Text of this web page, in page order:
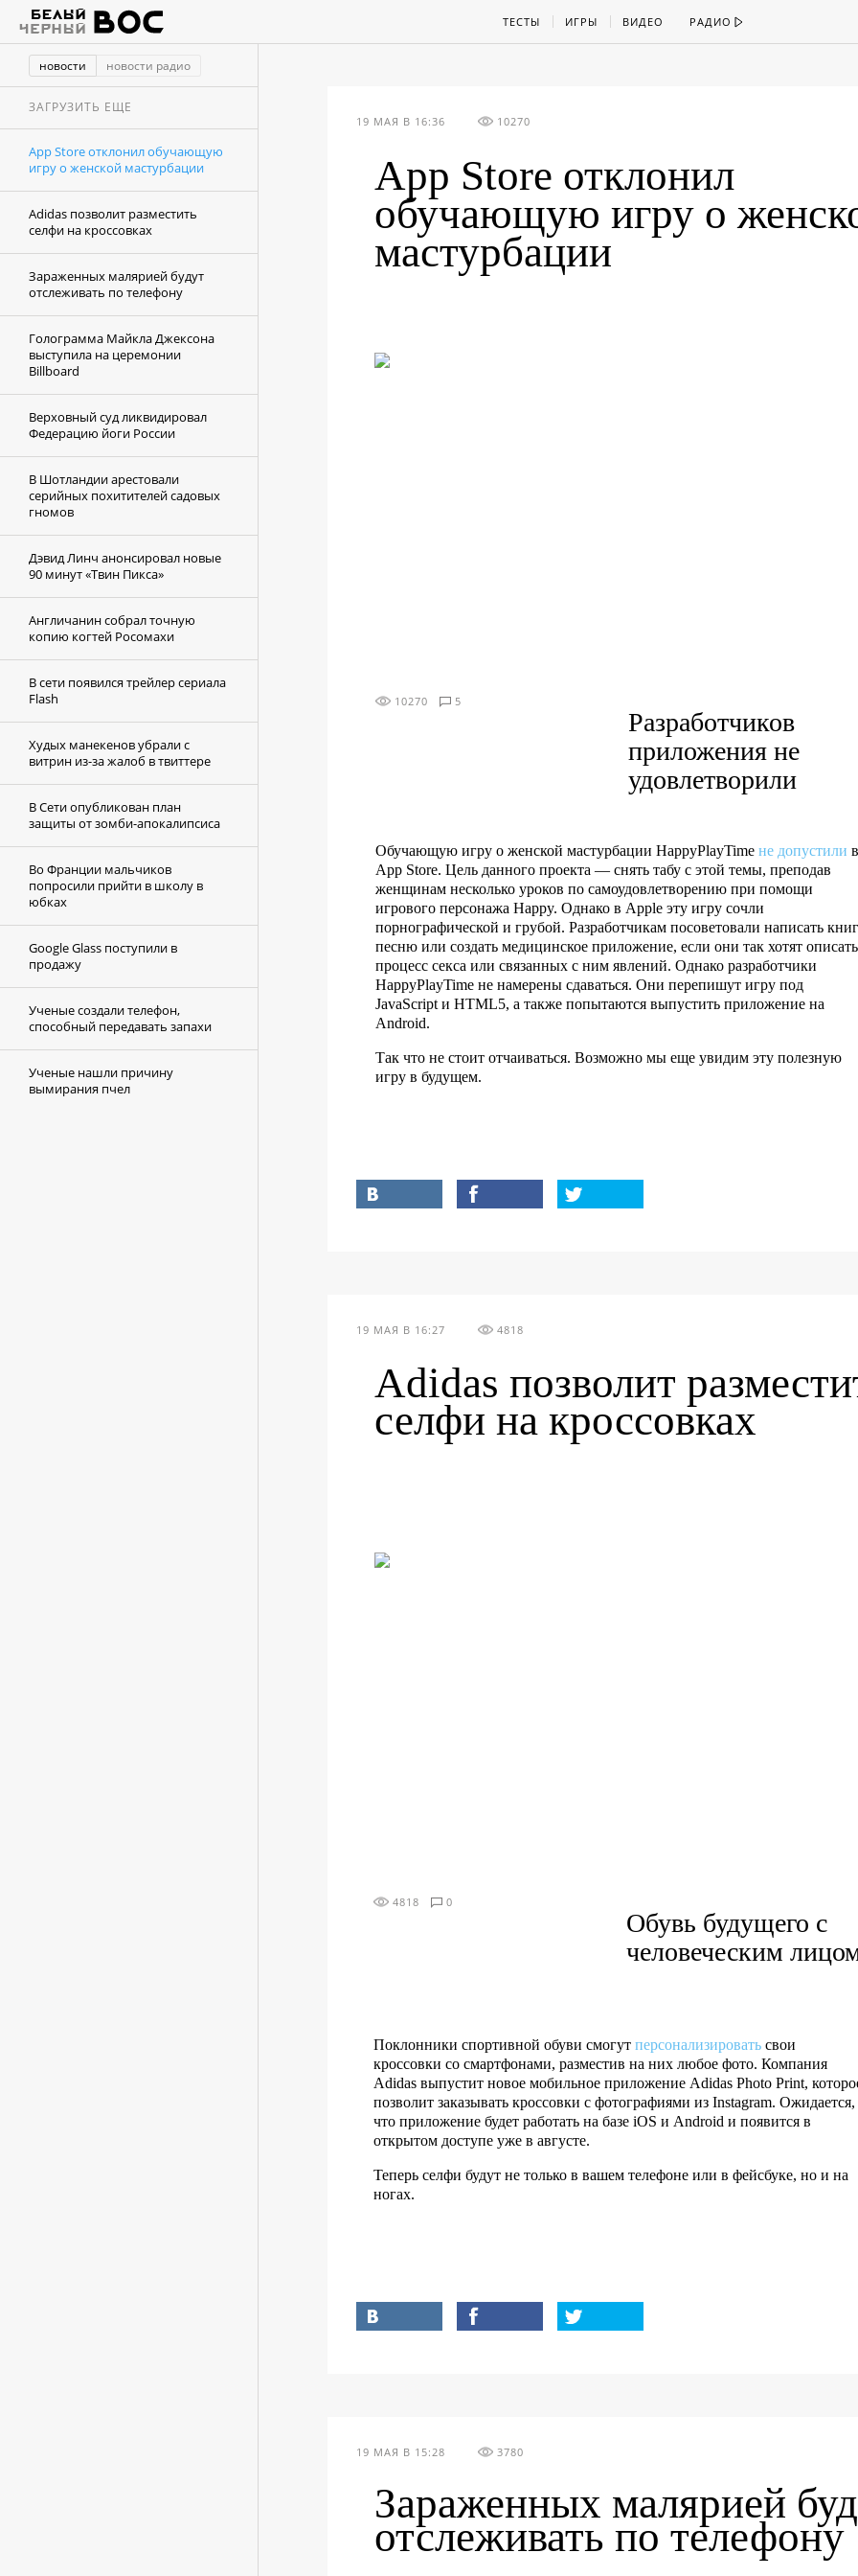
ТЕСТЫ ИГРЫ ВИДЕО РАДИО
новости новости радио
ЗАГРУЗИТЬ ЕЩЕ
App Store отклонил обучающую
игру о женской мастурбации
Adidas позволит разместить
селфи на кроссовках
Зараженных малярией будут
отслеживать по телефону
Голограмма Майкла Джексона
выступила на церемонии
Billboard
Верховный суд ликвидировал
Федерацию йоги России
В Шотландии арестовали
серийных похитителей садовых
гномов
Дэвид Линч анонсировал новые
90 минут «Твин Пикса»
Англичанин собрал точную
копию когтей Росомахи
В сети появился трейлер сериала
Flash
Худых манекенов убрали с
витрин из-за жалоб в твиттере
В Cети опубликован план
защиты от зомби-апокалипсиса
Во Франции мальчиков
попросили прийти в школу в
юбках
Google Glass поступили в
продажу
Ученые создали телефон,
способный передавать запахи
Ученые нашли причину
вымирания пчел
19 МАЯ В 16:36 10270
App Store отклонил
обучающую игру о
мастурбации
10270 5
Разработчиков
приложения не
удовлетворили
Обучающую игру о женской мастурбации HappyPlayTime не допустили в
App Store. Цель данного проекта — снять табу с этой темы, преподав
женщинам несколько уроков по самоудовлетворению при помощи
игрового персонажа Happy. Однако в Apple эту игру сочли
порнографической и грубой. Разработчикам посоветовали написать
песню или создать медицинское приложение, если они так хотят описать
процесс секса или связанных с ним явлений. Однако разработчики
HappyPlayTime не намерены сдаваться. Они перепишут игру под
JavaScript и HTML5, а также попытаются выпустить приложение на
Android.
Так что не стоит отчаиваться. Возможно мы еще увидим эту полезную
игру в будущем.
19 МАЯ В 16:27 4818
Adidas позволит
селфи на кроссовках
4818 0
Обувь будущего с
человеческим
Поклонники спортивной обуви смогут персонализировать свои
кроссовки со смартфонами, разместив на них любое фото. Компания
Adidas выпустит новое мобильное приложение Adidas Photo Print,
позволит заказывать кроссовки с фотографиями из Instagram. Ожидается,
что приложение будет работать на базе iOS и Android и появится в
открытом доступе уже в августе.
Теперь селфи будут не только в вашем телефоне или в фейсбуке, но и на
ногах.
19 МАЯ В 15:28 3780
Зараженных малярией
отслеживать по телефону